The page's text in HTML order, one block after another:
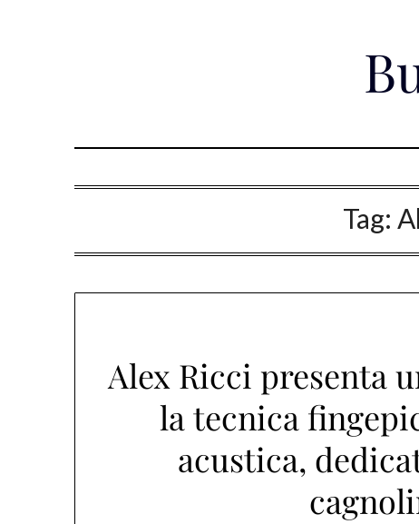
Tag:
Alex Ricci presenta
la tecnica
acustica,